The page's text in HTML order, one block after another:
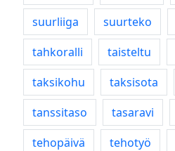
suurliiga
suurteko
tahkoralli
taisteltu
taksikohu
taksisota
tanssitaso
tasaravi
tehopäivä
tehotyö